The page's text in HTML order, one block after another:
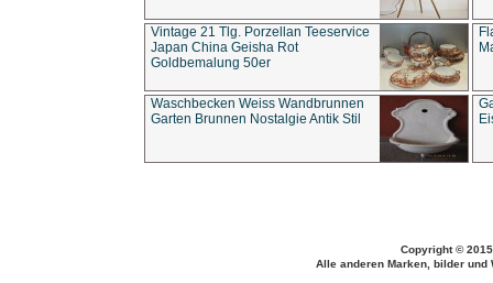
Vintage 21 Tlg. Porzellan Teeservice
Japan China Geisha Rot
Goldbemalung 50er
Waschbecken Weiss Wandbrunnen
Garten Brunnen Nostalgie Antik Stil
Copyright ©
Alle anderen Marken, bilder und